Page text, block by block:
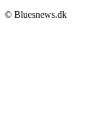
© Bluesnews.dk